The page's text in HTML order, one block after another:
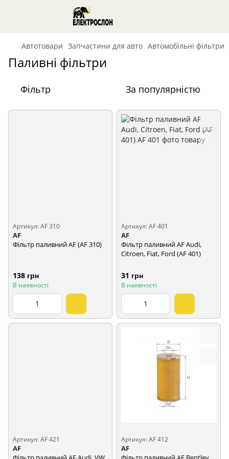
Автотовари Запчастини для авто Автомобільні фільтри
Паливні фільтри
Фільтр За популярністю
Артикул: AF 310
AF
Фільтр паливний AF (AF 310)
138 грн
В наявності
Артикул: AF 401
AF
Фільтр паливний AF Audi,
Citroen, Fiat, Ford (AF 401)
31 грн
В наявності
Артикул: AF 421
AF
Артикул: AF 412
AF